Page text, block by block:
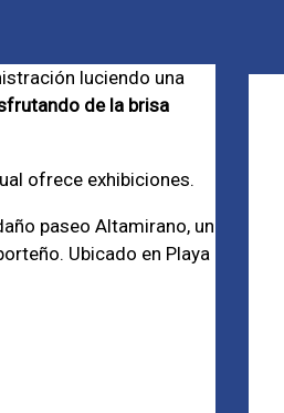
luciendo una
de la brisa
ofrece exhibiciones.
paseo Altamirano, un
Ubicado en Playa